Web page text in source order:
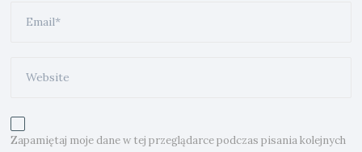
Zapamiętaj moje dane w tej przeglądarce podczas pisania kolejnych